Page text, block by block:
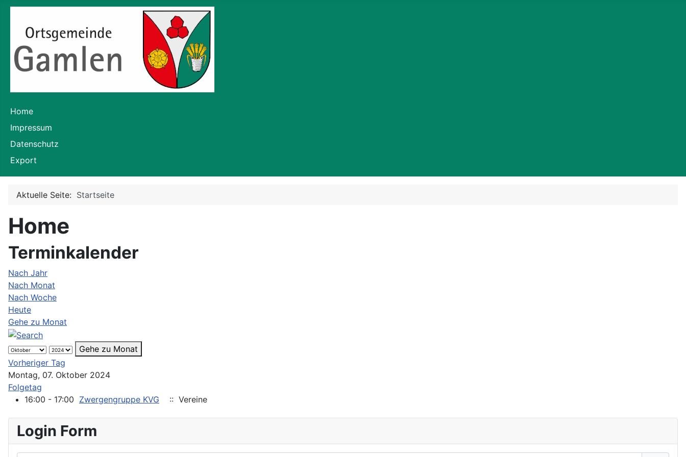
Home
Impressum
Datenschutz
Export
Aktuelle Seite: Startseite
Home
Terminkalender
Nach Jahr
Nach Monat
Nach Woche
Heute
Gehe zu Monat
Gehe zu Monat
Vorheriger Tag
Montag, 07. Oktober 2024
Folgetag
16:00 - 17:00 Zwergengruppe KVG :: Vereine
Login Form